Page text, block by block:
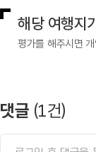
해당 여행지
평가를 해주시면
댓글 (1건)